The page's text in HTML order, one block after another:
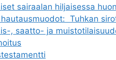
sairaalan hiljaisessa
hautausmuodot: Tuhkan
, saatto- ja